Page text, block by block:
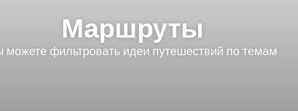
Маршруты
можете фильтровать идеи путешествий по темам